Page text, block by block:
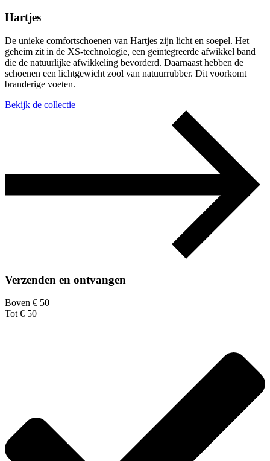
Hartjes
De unieke comfortschoenen van Hartjes zijn licht en soepel. Het
geheim zit in de XS-technologie, een geïntegreerde afwikkel band
die de natuurlijke afwikkeling bevorderd. Daarnaast hebben de
schoenen een lichtgewicht zool van natuurrubber. Dit voorkomt
branderige voeten.
Bekijk de collectie
Verzenden en ontvangen
Boven € 50
Tot € 50